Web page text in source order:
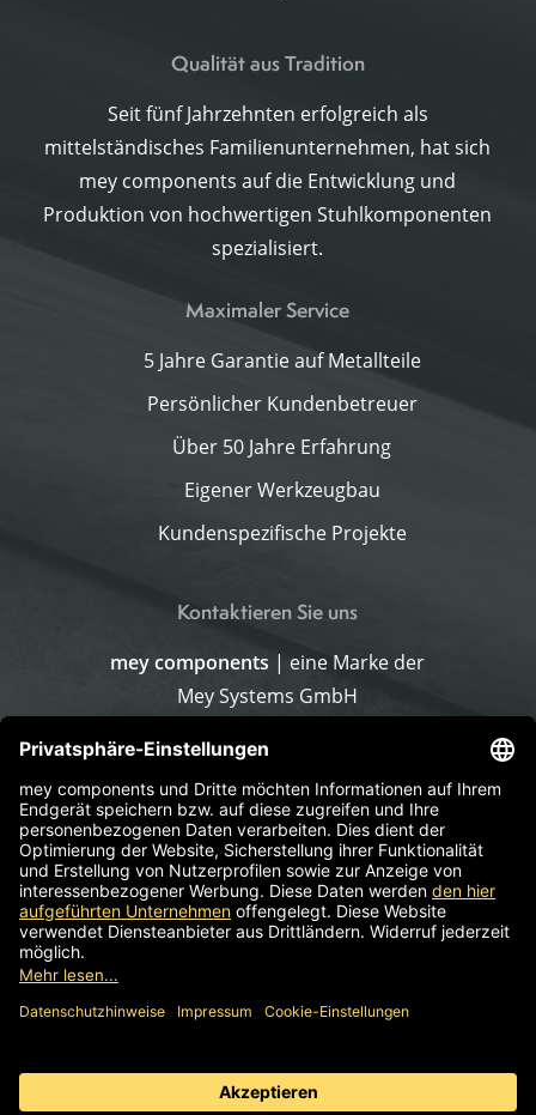
Qualität aus Tradition
Seit fünf Jahrzehnten erfolgreich als
mittelständisches Familienunternehmen, hat sich
mey components auf die Entwicklung und
Produktion von hochwertigen Stuhlkomponenten
spezialisiert.
Maximaler Service
5 Jahre Garantie auf Metallteile
Persönlicher Kundenbetreuer
Über 50 Jahre Erfahrung
Eigener Werkzeugbau
Kundenspezifische Projekte
Kontaktieren Sie uns
mey components | eine Marke der
Mey Systems GmbH
96145 Sesslach-Merlach
Deutschland
Telefon+499567 9226-0
E-Mail schreiben